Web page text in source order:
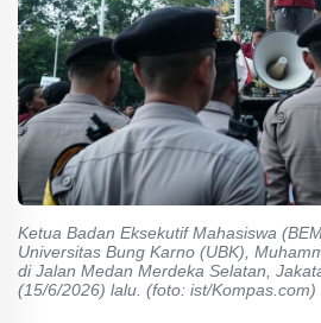
Ketua Badan Eksekutif Mahasiswa
Universitas Bung Karno (UBK),
di Jalan Medan Merdeka Selatan,
(15/6/2026) lalu. (foto: ist/Kompas.com)